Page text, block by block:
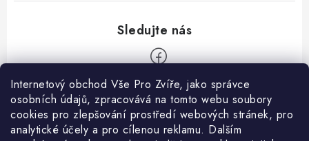
Internetový obchod Vše Pro Zvíře, jako správce
osobních údajů, zpracovává na tomto webu soubory
cookies pro zlepšování prostředí webových stránek, pro
analytické účely a pro cílenou reklamu. Dalším
Informace pro Vás